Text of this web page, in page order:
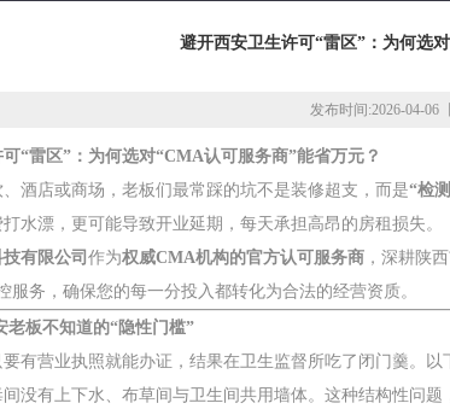
避开西安卫生许可“雷区”：为何选
发布时间:2026-04-06
“雷区”：为何选对“CMA认可服务商”能省万元？
酒店或商场，老板们最常踩的坑不是装修超支，而是“检
水漂，更可能导致开业延期，每天承担高昂的房租损失。
有限公司 作为权威CMA机构的官方认可服务商 ，深耕陕
服务，确保您的每一分投入都转化为合法的经营资质。
老板不知道的“隐性门槛”
有营业执照就能办证，结果在卫生监督所吃了闭门羹。以
间没有上下水、布草间与卫生间共用墙体。这种结构性问题